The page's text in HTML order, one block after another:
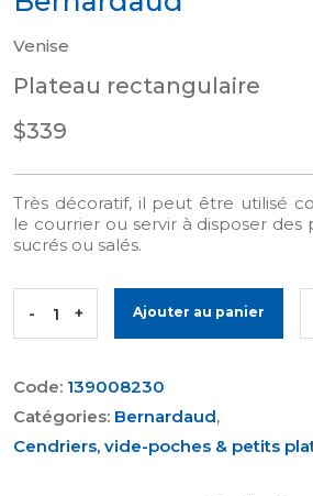
Venise
Plateau rectangulaire
$339
Très décoratif, il peut être utilisé
le courrier ou servir à disposer des
sucrés ou salés.
- + Ajouter au panier
Code: 139008230
Catégories: Bernardaud,
Cendriers, vide-poches & petits